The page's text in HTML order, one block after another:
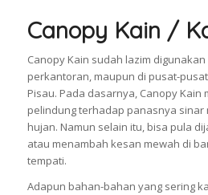
Canopy Kain /
Canopy Kain sudah lazim
perkantoran, maupun di pusat-
Pisau. Pada dasarnya, Canopy Kain
pelindung terhadap panasnya sinar
hujan. Namun selain itu, bisa pula
atau menambah kesan mewah di
tempati.
Adapun bahan-bahan yang sering